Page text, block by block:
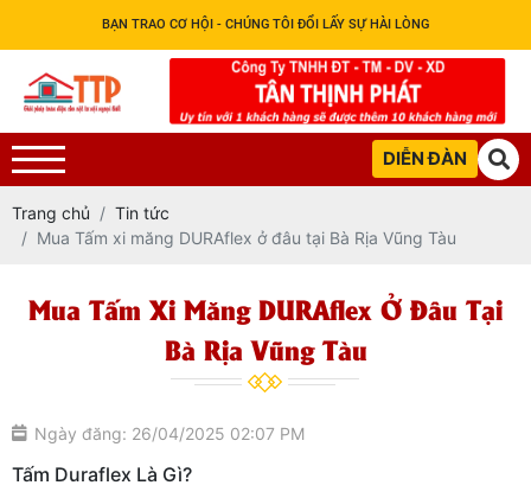
BẠN TRAO CƠ HỘI - CHÚNG TÔI ĐỔI LẤY SỰ HÀI LÒNG
DIỄN ĐÀN
Trang chủ
Tin tức
Mua Tấm xi măng DURAflex ở đâu tại Bà Rịa Vũng Tàu
Mua Tấm Xi Măng DURAflex Ở Đâu Tại
Bà Rịa Vũng Tàu
Ngày đăng: 26/04/2025 02:07 PM
Tấm Duraflex Là Gì?